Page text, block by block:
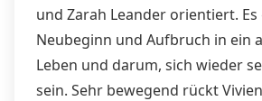
und Zarah Leander orientiert.
Neubeginn und Aufbruch in ein
Leben und darum, sich wieder
sein. Sehr bewegend rückt